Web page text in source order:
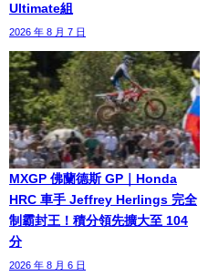
Ultimate組
2026 年 8 月 7 日
MXGP 佛蘭德斯 GP｜Honda
HRC 車手 Jeffrey Herlings 完全
制霸封王！積分領先擴大至 104
分
2026 年 8 月 6 日